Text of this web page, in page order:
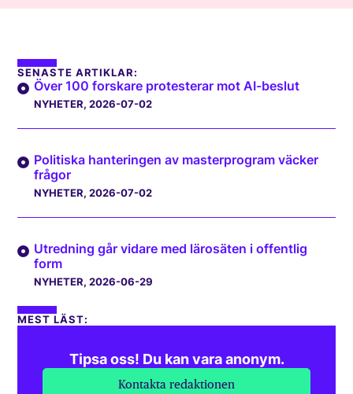
SENASTE ARTIKLAR:
Över 100 forskare protesterar mot AI-beslut
NYHETER, 2026-07-02
Politiska hanteringen av masterprogram väcker
frågor
NYHETER, 2026-07-02
Utredning går vidare med lärosäten i offentlig
form
NYHETER, 2026-06-29
MEST LÄST:
Tipsa oss! Du kan vara anonym.
Kontakta redaktionen